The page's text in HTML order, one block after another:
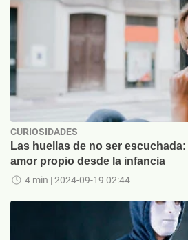
CURIOSIDADES
Las huellas de no ser
amor propio desde la infancia
4 min | 2024-09-19 02:44